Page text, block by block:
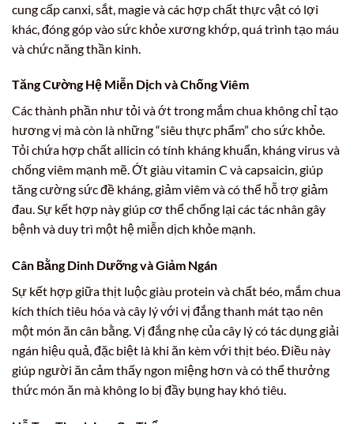
cung cấp canxi, sắt, magie và các hợp chất thực vật có lợi
khác, đóng góp vào sức khỏe xương khớp, quá trình tạo máu
và chức năng thần kinh.
Tăng Cường Hệ Miễn Dịch và Chống Viêm
Các thành phần như tỏi và ớt trong mắm chua không chỉ tạo
hương vị mà còn là những “siêu thực phẩm” cho sức khỏe.
Tỏi chứa hợp chất allicin có tính kháng khuẩn, kháng virus và
chống viêm mạnh mẽ. Ớt giàu vitamin C và capsaicin, giúp
tăng cường sức đề kháng, giảm viêm và có thể hỗ trợ giảm
đau. Sự kết hợp này giúp cơ thể chống lại các tác nhân gây
bệnh và duy trì một hệ miễn dịch khỏe mạnh.
Cân Bằng Dinh Dưỡng và Giảm Ngán
Sự kết hợp giữa thịt luộc giàu protein và chất béo, mắm chua
kích thích tiêu hóa và cây lý với vị đắng thanh mát tạo nên
một món ăn cân bằng. Vị đắng nhẹ của cây lý có tác dụng giải
ngán hiệu quả, đặc biệt là khi ăn kèm với thịt béo. Điều này
giúp người ăn cảm thấy ngon miệng hơn và có thể thưởng
thức món ăn mà không lo bị đầy bụng hay khó tiêu.